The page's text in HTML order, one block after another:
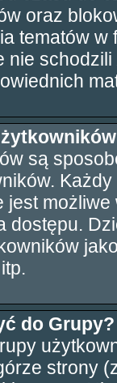
oraz
tematów
nie schodzili
są
jest
dostępu.
do Grupy?
strony